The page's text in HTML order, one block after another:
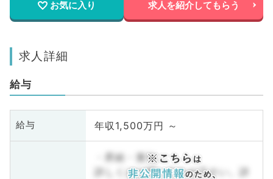
お気に入り 求人を紹介してもらう
求人詳細
給与
給与 年収1,500万円 ～
・昇給・賞与
詳しくはお問い合わせ下さい。詳